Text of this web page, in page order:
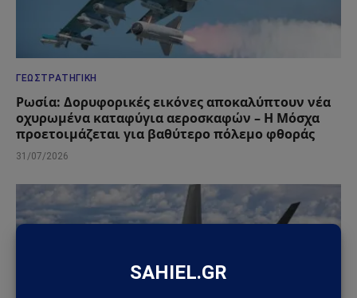
ΓΕΩΣΤΡΑΤΗΓΙΚΉ
Ρωσία: Δορυφορικές εικόνες αποκαλύπτουν νέα
οχυρωμένα καταφύγια αεροσκαφών – Η Μόσχα
προετοιμάζεται για βαθύτερο πόλεμο φθοράς
31/07/2026